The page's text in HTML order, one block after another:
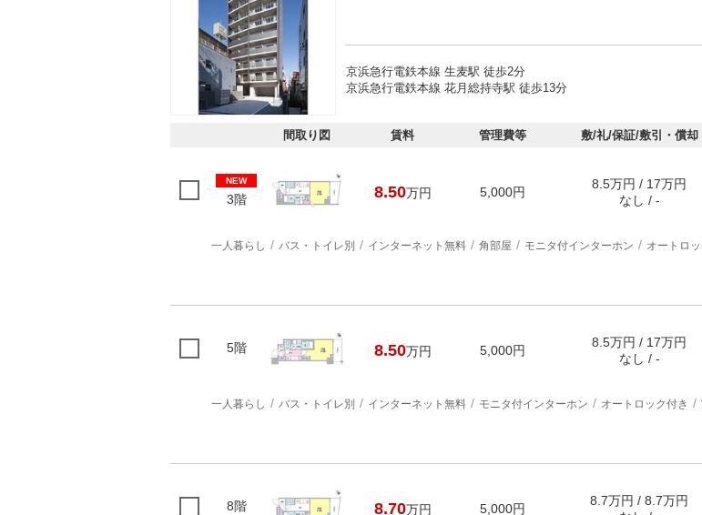
京浜急行電鉄本線 生麦駅 徒歩2分
京浜急行電鉄本線 花月総持寺駅 徒歩13分
間取り図 賃料 管理費等 敷/礼/保証/敷引・償却
NEW
3階 8.50万円 5,000円
8.5万円 / 17万円
なし / -
一人暮らし バス・トイレ別 インターネット無料 角部屋 モニタ付インターホン オートロ
5階 8.50万円 5,000円
8.5万円 / 17万円
なし / -
一人暮らし バス・トイレ別 インターネット無料 モニタ付インターホン オートロック付き
8階 8.70万円 5,000円
8.7万円 / 8.7万円